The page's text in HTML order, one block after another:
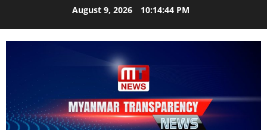
August 9, 2026 10:14:45 PM